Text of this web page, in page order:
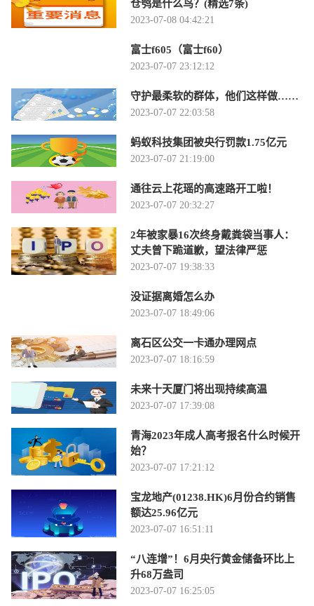
仓鸮是什么鸟？(精选7条)
2023-07-08 04:42:21
富士f605（富士f60）
2023-07-07 23:12:12
守护最柔软的群体，他们这样做……
2023-07-07 22:03:58
蚂蚁科技集团被央行罚款1.75亿元
2023-07-07 21:19:00
通往云上花瑶的高速路开工啦！
2023-07-07 20:32:27
2年被家暴16次终身戴粪袋当事人：
丈夫曾下跪道歉，望法律严惩
2023-07-07 19:38:33
没证据离婚怎么办
2023-07-07 18:49:06
离石区公交一卡通办理网点
2023-07-07 18:16:59
未来十天厦门将出现持续高温
2023-07-07 17:39:08
青海2023年成人高考报名什么时候开
始？
2023-07-07 17:21:12
宝龙地产(01238.HK)6月份合约销售
额达25.96亿元
2023-07-07 16:51:11
“八连增”！6月央行黄金储备环比上
升68万盎司
2023-07-07 16:25:05